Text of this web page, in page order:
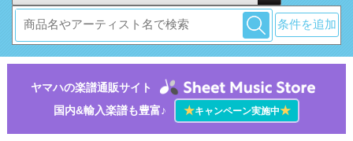
条件を追加
ヤマハの楽譜通販サイト
国内&輸入楽譜も豊富♪
★キャンペーン実施中★